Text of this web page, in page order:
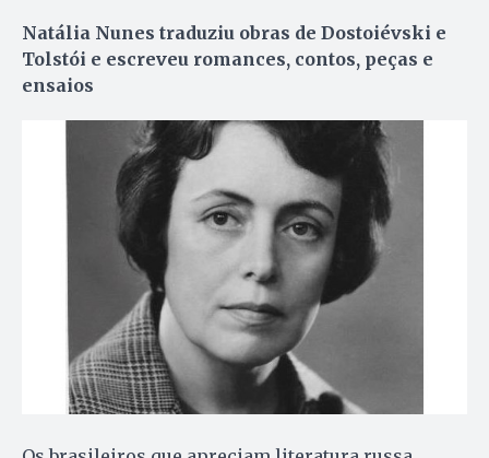
Natália Nunes traduziu obras de Dostoiévski e
Tolstói e escreveu romances, contos, peças e
ensaios